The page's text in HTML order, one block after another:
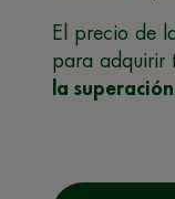
El precio de
para adquirir
la